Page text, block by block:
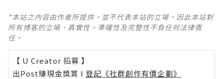
*本站之內容由作者所提供，並不代表本站的立場。因此本站對
所有博客的立場、真實性、準確性及完整性不負任何法律責
任。
【 U Creator 招募 】
出Post賺現金獎賞 l 登記《社群創作有價企劃》